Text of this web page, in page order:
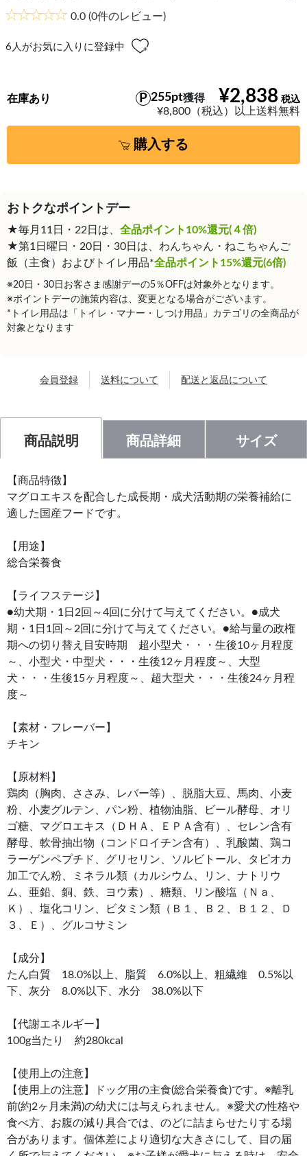
0.0 (0件のレビュー)
6 人がお気に入りに登録中
¥2,838
255pt獲得
¥8,800（税込）以上送料無料
在庫あり
購入する
おトクなポイントデー
★毎月11日・22日は、 全品ポイント10%還元(４倍)
★第1日曜日・20日・30日は、わんちゃん・ねこちゃんご
飯（主食）およびトイレ用品*全品ポイント15%還元(6倍)
※20日・30日お客さま感謝デーの5％OFFは対象外となります。
※ポイントデーの施策内容は、変更となる場合がございます。
*トイレ用品は「トイレ・マナー・しつけ用品」カテゴリの全商品が
対象となります
会員登録 送料について 配送と返品について
商品説明 商品詳細 サイズ
【商品特徴】
マグロエキスを配合した成長期・成犬活動期の栄養補給に
適した国産フードです。
【用途】
総合栄養食
【ライフステージ】
●幼犬期・1日2回～4回に分けて与えてください。●成犬
期・1日1回～2回に分けて与えてください。●給与量の政権
期への切り替え目安時期 超小型犬・・・生後10ヶ月程度
～、小型犬・中型犬・・・生後12ヶ月程度～、大型
犬・・・生後15ヶ月程度～、超大型犬・・・生後24ヶ月程
度～
【素材・フレーバー】
チキン
【原材料】
鶏肉（胸肉、ささみ、レバー等）、脱脂大豆、馬肉、小麦
粉、小麦グルテン、パン粉、植物油脂、ビール酵母、オリ
ゴ糖、マグロエキス（ＤＨＡ、ＥＰＡ含有）、セレン含有
酵母、軟骨抽出物（コンドロイチン含有）、乳酸菌、鶏コ
ラーゲンペプチド、グリセリン、ソルビトール、タピオカ
加工でん粉、ミネラル類（カルシウム、リン、ナトリウ
ム、亜鉛、銅、鉄、ヨウ素）、糖類、リン酸塩（Ｎａ、
Ｋ）、塩化コリン、ビタミン類（Ｂ１、Ｂ２、Ｂ１２、Ｄ
３、Ｅ）、グルコサミン
【成分】
たん白質 18.0%以上、脂質 6.0%以上、粗繊維 0.5%以
下、灰分 8.0%以下、水分 38.0%以下
【代謝エネルギー】
100g当たり 約280kcal
【使用上の注意】
【使用上の注意】ドッグ用の主食(総合栄養食)です。※離乳
前(約2ヶ月未満)の幼犬には与えられません。※愛犬の性格や
食べ方、お腹の減り具合では、のどに詰まらせたりする場
合があります。個体差により適切な大きさにして、目の届